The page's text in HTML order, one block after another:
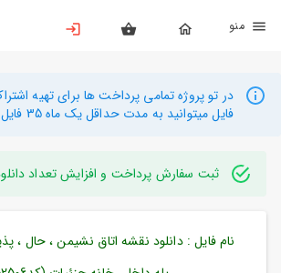
بستن
محصولات
تهیه
راهنما
دانلود
در تو پروژه تمامی پرداخت ها برای تهیه
فایل میتوانید به مدت حداقل یک ماه 35 فایل را دانلود کنید
ثبت سفارش پرداخت و افزایش تعداد
نام فایل : دانلود نقشه اتاق نشیمن ، حال ،